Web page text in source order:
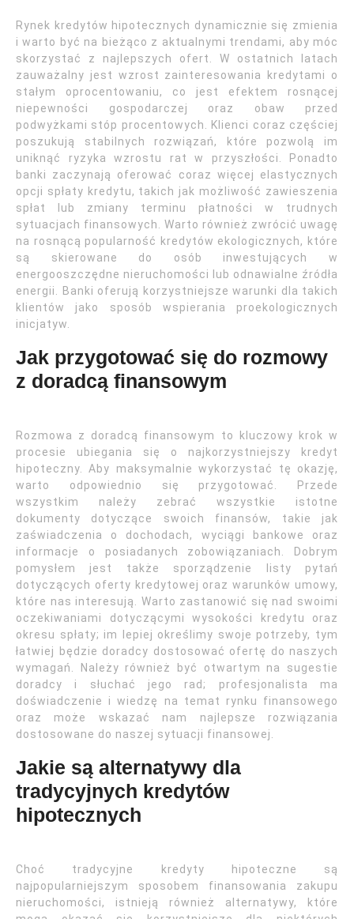
Rynek kredytów hipotecznych dynamicznie się zmienia
i warto być na bieżąco z aktualnymi trendami, aby móc
skorzystać z najlepszych ofert. W ostatnich latach
zauważalny jest wzrost zainteresowania kredytami o
stałym oprocentowaniu, co jest efektem rosnącej
niepewności gospodarczej oraz obaw przed
podwyżkami stóp procentowych. Klienci coraz częściej
poszukują stabilnych rozwiązań, które pozwolą im
uniknąć ryzyka wzrostu rat w przyszłości. Ponadto
banki zaczynają oferować coraz więcej elastycznych
opcji spłaty kredytu, takich jak możliwość zawieszenia
spłat lub zmiany terminu płatności w trudnych
sytuacjach finansowych. Warto również zwrócić uwagę
na rosnącą popularność kredytów ekologicznych, które
są skierowane do osób inwestujących w
energooszczędne nieruchomości lub odnawialne źródła
energii. Banki oferują korzystniejsze warunki dla takich
klientów jako sposób wspierania proekologicznych
inicjatyw.
Jak przygotować się do rozmowy
z doradcą finansowym
Rozmowa z doradcą finansowym to kluczowy krok w
procesie ubiegania się o najkorzystniejszy kredyt
hipoteczny. Aby maksymalnie wykorzystać tę okazję,
warto odpowiednio się przygotować. Przede
wszystkim należy zebrać wszystkie istotne
dokumenty dotyczące swoich finansów, takie jak
zaświadczenia o dochodach, wyciągi bankowe oraz
informacje o posiadanych zobowiązaniach. Dobrym
pomysłem jest także sporządzenie listy pytań
dotyczących oferty kredytowej oraz warunków umowy,
które nas interesują. Warto zastanowić się nad swoimi
oczekiwaniami dotyczącymi wysokości kredytu oraz
okresu spłaty; im lepiej określimy swoje potrzeby, tym
łatwiej będzie doradcy dostosować ofertę do naszych
wymagań. Należy również być otwartym na sugestie
doradcy i słuchać jego rad; profesjonalista ma
doświadczenie i wiedzę na temat rynku finansowego
oraz może wskazać nam najlepsze rozwiązania
dostosowane do naszej sytuacji finansowej.
Jakie są alternatywy dla
tradycyjnych kredytów
hipotecznych
Choć tradycyjne kredyty hipoteczne są
najpopularniejszym sposobem finansowania zakupu
nieruchomości, istnieją również alternatywy, które